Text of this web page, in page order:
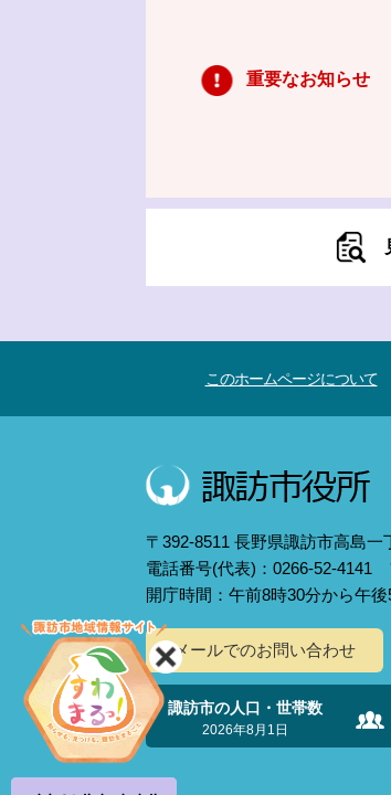
重要なお知らせ
このホームページについて
〒392-8511 長野県諏訪市高島一
電話番号(代表)：0266-52-4141
開庁時間：午前8時30分から午
メールでのお問い合わせ
諏訪市の人口・世帯数
2026年8月1日